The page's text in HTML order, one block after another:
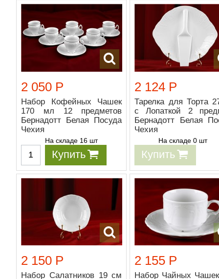
2 050 Р
Набор Кофейных Чашек
170 мл 12 предметов
Бернадотт Белая Посуда
Чехия
На складе 16 шт
Купить
2 124 Р
Тарелка для Торта
с Лопаткой 2
Бернадотт Белая
Чехия
На складе 0 шт
Купить
2 150 Р
Набор Салатников 19 см
2 155 Р
Набор Чайных